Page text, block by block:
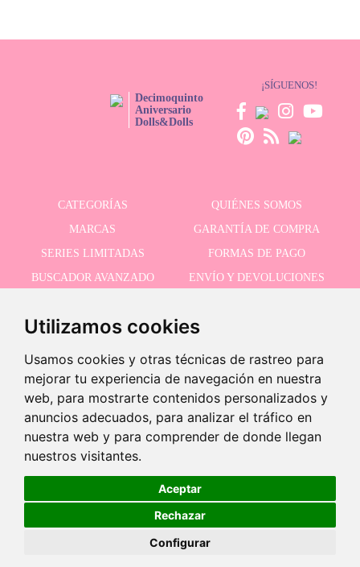
Utilizamos cookies
Usamos cookies y otras técnicas de rastreo para
mejorar tu experiencia de navegación en nuestra
web, para mostrarte contenidos personalizados y
anuncios adecuados, para analizar el tráfico en
nuestra web y para comprender de donde llegan
nuestros visitantes.
Aceptar
Rechazar
Configurar
14,96 € +
-
Añadir a carrito
EN STOCK
Decimoquinto
Aniversario
Dolls&Dolls
¡SÍGUENOS!
CATEGORÍAS
QUIÉNES SOMOS
MARCAS
GARANTÍA DE COMPRA
SERIES LIMITADAS
FORMAS DE PAGO
BUSCADOR AVANZADO
ENVÍO Y DEVOLUCIONES
RECIBE NUESTRAS ÚLTIMAS NOVEDADES
Acepto la política de privacidad
©2026 Dolls And Dolls. Todos los derechos reservados.